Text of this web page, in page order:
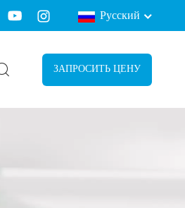
Русский
ЗАПРОСИТЬ ЦЕНУ